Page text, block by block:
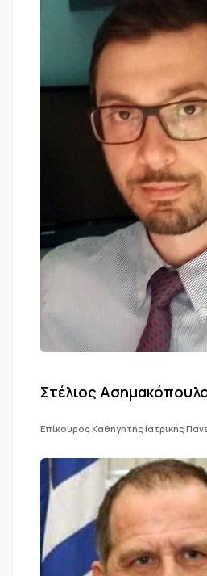
Στέλιος
Επίκουρος Καθηγητής Ιατρικής